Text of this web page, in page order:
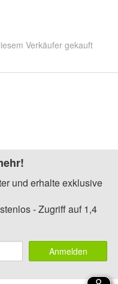
Verkäufer gekauft
und erhalte exklusive
- Zugriff auf 1,4
Anmelden